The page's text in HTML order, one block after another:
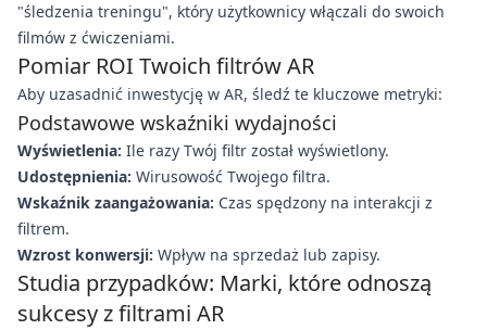
"śledzenia treningu", który użytkownicy włączali do swoich
filmów z ćwiczeniami.
Pomiar ROI Twoich filtrów AR
Aby uzasadnić inwestycję w AR, śledź te kluczowe metryki:
Podstawowe wskaźniki wydajności
Wyświetlenia: Ile razy Twój filtr został wyświetlony.
Udostępnienia: Wirusowość Twojego filtra.
Wskaźnik zaangażowania: Czas spędzony na interakcji z
filtrem.
Wzrost konwersji: Wpływ na sprzedaż lub zapisy.
Studia przypadków: Marki, które odnoszą
sukcesy z filtrami AR